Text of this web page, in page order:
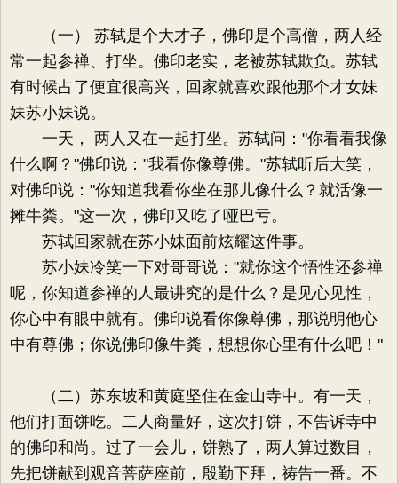
（一） 苏轼是个大才子，佛印是个高僧，两人经
常一起参禅、打坐。佛印老实，老被苏轼欺负。苏轼
有时候占了便宜很高兴，回家就喜欢跟他那个才女妹
妹苏小妹说。
一天， 两人又在一起打坐。苏轼问："你看看我像
什么啊？"佛印说："我看你像尊佛。"苏轼听后大笑，
对佛印说："你知道我看你坐在那儿像什么？就活像一
摊牛粪。"这一次，佛印又吃了哑巴亏。
苏轼回家就在苏小妹面前炫耀这件事。
苏小妹冷笑一下对哥哥说："就你这个悟性还参禅
呢，你知道参禅的人最讲究的是什么？是见心见性，
你心中有眼中就有。佛印说看你像尊佛，那说明他心
中有尊佛；你说佛印像牛粪，想想你心里有什么吧！"
（二）苏东坡和黄庭坚住在金山寺中。有一天，
他们打面饼吃。二人商量好，这次打饼，不告诉寺中
的佛印和尚。过了一会儿，饼熟了，两人算过数目，
先把饼献到观音菩萨座前，殷勤下拜，祷告一番。不